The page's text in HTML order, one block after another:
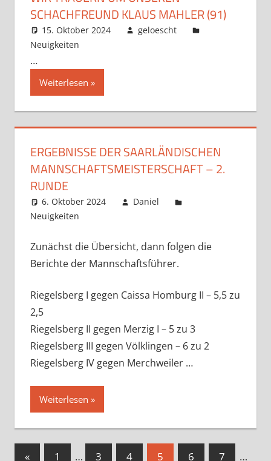
SCHACHFREUND KLAUS MAHLER (91)
15. Oktober 2024
geloescht
Neuigkeiten
…
Weiterlesen
ERGEBNISSE DER SAARLÄNDISCHEN
MANNSCHAFTSMEISTERSCHAFT – 2.
RUNDE
6. Oktober 2024
Daniel
Neuigkeiten
Zunächst die Übersicht, dann folgen die
Berichte der Mannschaftsführer.
Riegelsberg I gegen Caissa Homburg II – 5,5 zu
2,5
Riegelsberg II gegen Merzig I – 5 zu 3
Riegelsberg III gegen Völklingen – 6 zu 2
Riegelsberg IV gegen Merchweiler …
Weiterlesen
Seitennummerierung
«Vorherige
1 … 3 4 5 6 7
…